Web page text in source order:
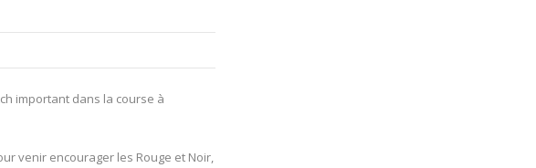
important dans la course à
venir encourager les Rouge et Noir,